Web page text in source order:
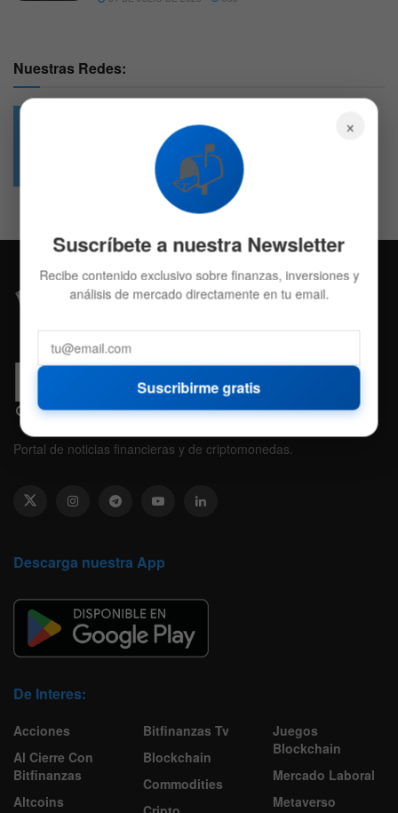
Nuestras Redes:
4.7k
Followers
Portal de noticias financieras y de criptomonedas.
Descarga nuestra App
De Interes:
Acciones
Al Cierre Con
Bitfinanzas
Altcoins
Bitfinanzas Tv
Blockchain
Commodities
Juegos
Blockchain
Mercado Laboral
Metaverso
×
📬
Suscríbete a nuestra Newsletter
Recibe contenido exclusivo sobre finanzas, inversiones y
análisis de mercado directamente en tu email.
Suscribirme gratis